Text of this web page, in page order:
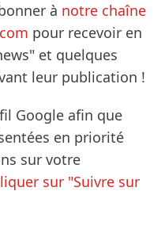
à notre chaîne
pour recevoir en
et quelques
leur publication !
Google afin que
en priorité
sur votre
sur "Suivre sur